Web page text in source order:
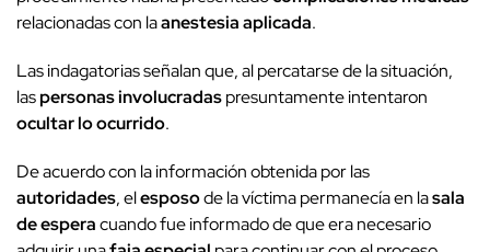
relacionadas con laanestesia aplicada.
Las indagatorias señalan que, al percatarse de la situación,
laspersonas involucradaspresuntamente intentaron
ocultar lo ocurrido.
De acuerdo con la información obtenida por las
autoridades, elesposode la víctima permanecía en lasala
de esperacuando fue informado de que era necesario